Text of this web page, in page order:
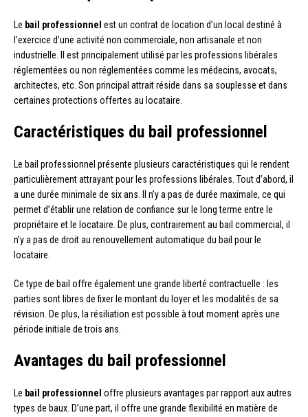
Le bail professionnel est un contrat de location d’un local destiné à
l’exercice d’une activité non commerciale, non artisanale et non
industrielle. Il est principalement utilisé par les professions libérales
réglementées ou non réglementées comme les médecins, avocats,
architectes, etc. Son principal attrait réside dans sa souplesse et dans
certaines protections offertes au locataire.
Caractéristiques du bail professionnel
Le bail professionnel présente plusieurs caractéristiques qui le rendent
particulièrement attrayant pour les professions libérales. Tout d’abord, il
a une durée minimale de six ans. Il n’y a pas de durée maximale, ce qui
permet d’établir une relation de confiance sur le long terme entre le
propriétaire et le locataire. De plus, contrairement au bail commercial, il
n’y a pas de droit au renouvellement automatique du bail pour le
locataire.
Ce type de bail offre également une grande liberté contractuelle : les
parties sont libres de fixer le montant du loyer et les modalités de sa
révision. De plus, la résiliation est possible à tout moment après une
période initiale de trois ans.
Avantages du bail professionnel
Le bail professionnel offre plusieurs avantages par rapport aux autres
types de baux. D’une part, il offre une grande flexibilité en matière de